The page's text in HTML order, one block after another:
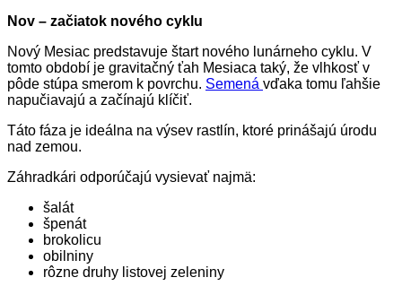
Nov – začiatok nového cyklu
Nový Mesiac predstavuje štart nového lunárneho cyklu. V
tomto období je gravitačný ťah Mesiaca taký, že vlhkosť v
pôde stúpa smerom k povrchu. Semená vďaka tomu ľahšie
napučiavajú a začínajú klíčiť.
Táto fáza je ideálna na výsev rastlín, ktoré prinášajú úrodu
nad zemou.
Záhradkári odporúčajú vysievať najmä:
šalát
špenát
brokolicu
obilniny
rôzne druhy listovej zeleniny